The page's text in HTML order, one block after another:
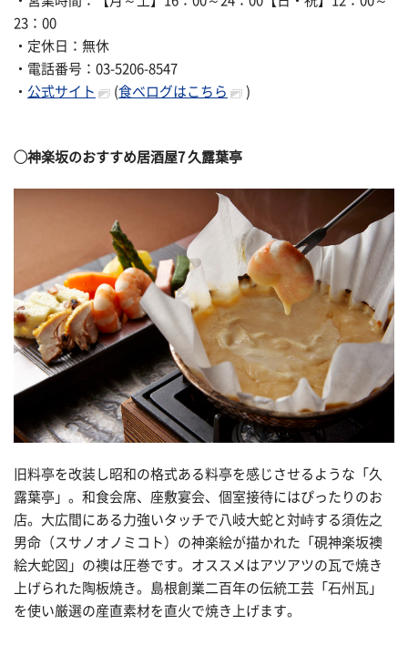
23：00
・定休日：無休
・電話番号：03-5206-8547
・ 公式サイト (食べログはこちら )
◯神楽坂のおすすめ居酒屋7久露葉亭
旧料亭を改装し昭和の格式ある料亭を感じさせるような「久
露葉亭」。和食会席、座敷宴会、個室接待にはぴったりのお
店。大広間にある力強いタッチで八岐大蛇と対峙する須佐之
男命（スサノオノミコト）の神楽絵が描かれた「硯神楽坂襖
絵大蛇図」の襖は圧巻です。オススメはアツアツの瓦で焼き
上げられた陶板焼き。島根創業二百年の伝統工芸「石州瓦」
を使い厳選の産直素材を直火で焼き上げます。